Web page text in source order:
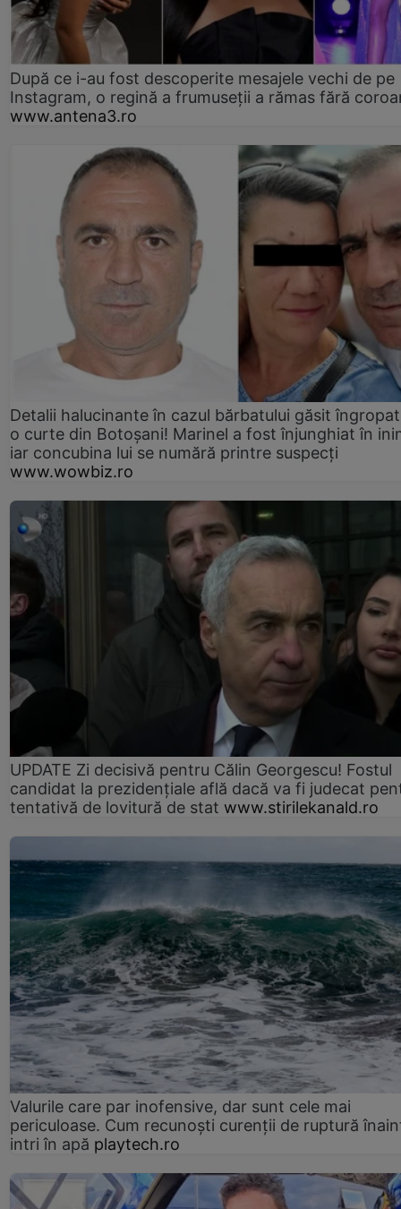
După ce i-au fost descoperite mesajele vechi de pe
Instagram, o regină a frumuseții a rămas fără
www.antena3.ro
Detalii halucinante în cazul bărbatului găsit
o curte din Botoșani! Marinel a fost înjunghiat în
iar concubina lui se numără printre suspecți
www.wowbiz.ro
UPDATE Zi decisivă pentru Călin Georgescu! Fostul
candidat la prezidențiale află dacă va fi judecat
tentativă de lovitură de stat www.stirilekanald.ro
Valurile care par inofensive, dar sunt cele mai
periculoase. Cum recunoști curenții de ruptură
intri în apă playtech.ro